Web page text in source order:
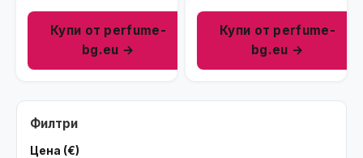
Филтри
Цена (€)
Купи от perfume-
bg.eu →
Купи от perfume-
bg.eu →